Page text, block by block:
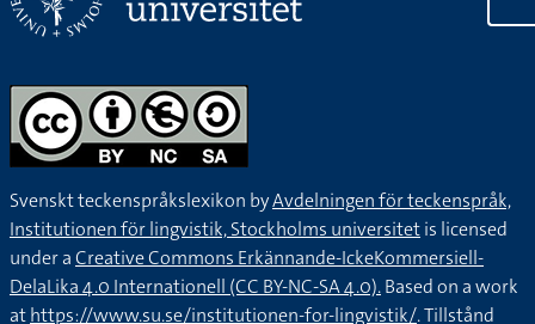
Svenskt teckenspråkslexikon byAvdelningen för teckenspråk,
Institutionen för lingvistik, Stockholms universitetis licensed
under aCreative Commons Erkännande-IckeKommersiell-
DelaLika 4.0 Internationell (CC BY-NC-SA 4.0).Based on a work
athttps://www.su.se/institutionen-for-lingvistik/. Tillstånd